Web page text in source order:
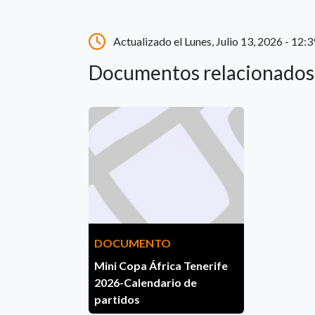
Actualizado el Lunes, Julio 13, 2026 -
Documentos relacionados
DOCUMENTO
Mini Copa África Tenerife
2026-Calendario de
partidos